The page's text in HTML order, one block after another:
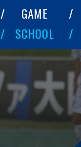
GAME
SCHOOL